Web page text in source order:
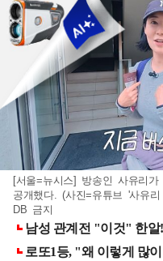
[서울=뉴시스] 방송인 사유리
공개했다. (사진=유튜브 '사유
DB 금지